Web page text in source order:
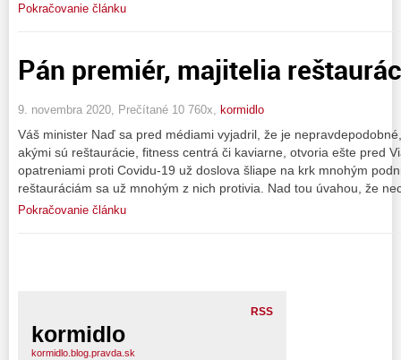
Pokračovanie článku
Pán premiér, majitelia
9. novembra 2020, Prečítané 10 760x, kormidlo
Váš minister Naď sa pred médiami vyjadril, že je
akými sú reštaurácie, fitness centrá či kaviarne, otvoria ešte pred
opatreniami proti Covidu-19 už doslova šliape na krk mnohým
reštauráciám sa už mnohým z nich protivia. Nad tou úvahou, že
Pokračovanie článku
RSS
kormidlo
kormidlo.blog.pravda.sk